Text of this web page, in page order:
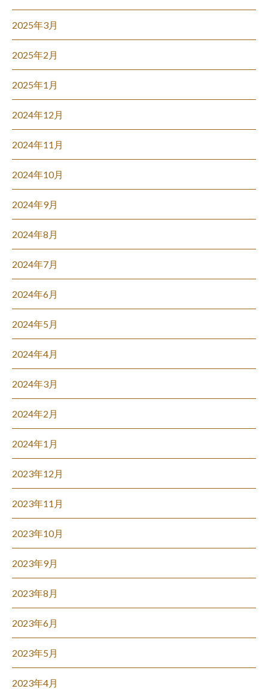
2025年3月
2025年2月
2025年1月
2024年12月
2024年11月
2024年10月
2024年9月
2024年8月
2024年7月
2024年6月
2024年5月
2024年4月
2024年3月
2024年2月
2024年1月
2023年12月
2023年11月
2023年10月
2023年9月
2023年8月
2023年6月
2023年5月
2023年4月